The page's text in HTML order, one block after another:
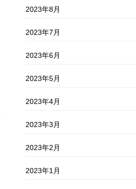
2023年8月
2023年7月
2023年6月
2023年5月
2023年4月
2023年3月
2023年2月
2023年1月